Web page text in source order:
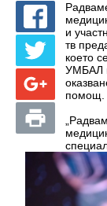
и
тв
което
УМБАЛ
помощ.